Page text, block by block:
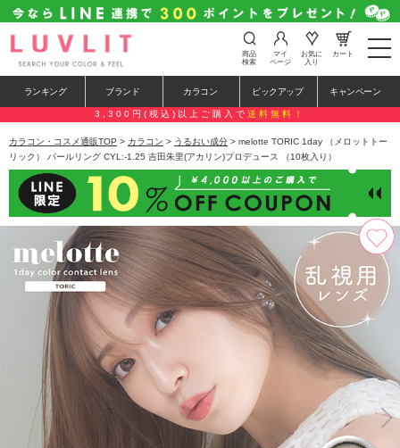
t
o
e
n
a
a
i
o
n
商品
検索
マイ
ページ
お気に
入り
カート
ランキング ブランド カラコン ピックアップ キャンペーン
3,300円(税込)以上ご購入で 送料無料！
カラコン・コスメ通販TOP > カラコン > うるおい成分 > melotte TORIC 1day （メロットトー
リック） パールリング CYL:-1.25 吉田朱里(アカリン)プロデュース （10枚入り）